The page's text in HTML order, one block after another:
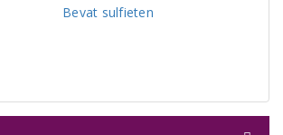
Bevat sulfieten